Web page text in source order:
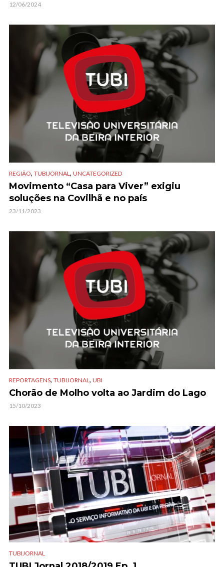
12/06/2024
REGIÃO, TUBIJORNAL, UNCATEGORIZED
Movimento “Casa para Viver” exigiu
soluções na Covilhã e no país
23/11/2023
REPORTAGENS, TUBIJORNAL, UBI
Chorão de Molho volta ao Jardim do Lago
15/10/2023
TUBIJORNAL